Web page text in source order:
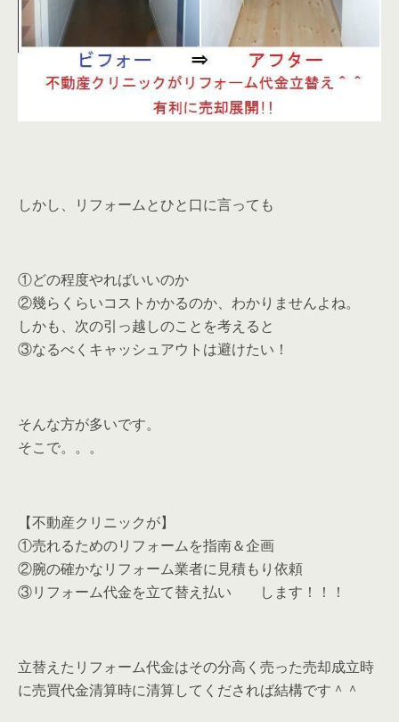
しかし、リフォームとひと口に言っても
①どの程度やればいいのか
②幾らくらいコストかかるのか、わかりませんよね。
しかも、次の引っ越しのことを考えると
③なるべくキャッシュアウトは避けたい！
そんな方が多いです。
そこで。。。
【不動産クリニックが】
①売れるためのリフォームを指南＆企画
②腕の確かなリフォーム業者に見積もり依頼
③リフォーム代金を立て替え払い します！！！
立替えたリフォーム代金はその分高く売った売却成立時
に売買代金清算時に清算してくだされば結構です＾＾